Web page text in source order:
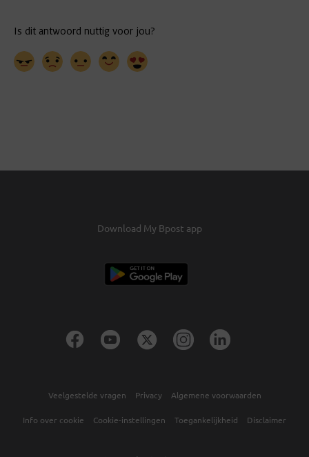
Download My Bpost app
Veelgestelde vragen Privacy Algemene voorwaarden
Info over cookie Cookie-instellingen Toegankelijkheid Disclaimer